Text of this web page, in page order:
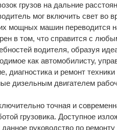
грузов на дальние
мог включить свет
мощных машин переводится
в том, что справится с
водителя, образуя
как автомобилисту,
диагностика и ремонт
дизельным двигателем
точная и
грузовика. Доступное
руководство по